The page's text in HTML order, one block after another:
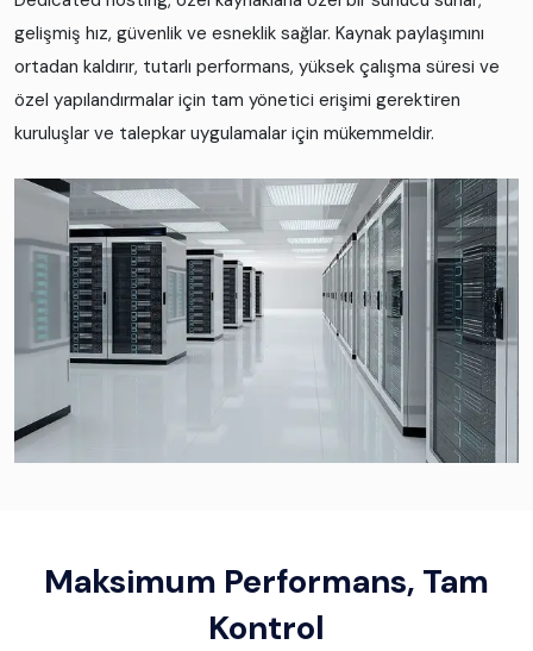
gelişmiş hız, güvenlik ve esneklik sağlar. Kaynak paylaşımını
ortadan kaldırır, tutarlı performans, yüksek çalışma süresi ve
özel yapılandırmalar için tam yönetici erişimi gerektiren
kuruluşlar ve talepkar uygulamalar için mükemmeldir.
Maksimum Performans, Tam
Kontrol